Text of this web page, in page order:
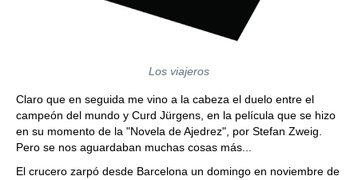
Los viajeros
Claro que en seguida me vino a la cabeza el duelo entre el
campeón del mundo y Curd Jürgens, en la película que se hizo
en su momento de la "Novela de Ajedrez", por Stefan Zweig.
Pero se nos aguardaban muchas cosas más...
El crucero zarpó desde Barcelona un domingo en noviembre de